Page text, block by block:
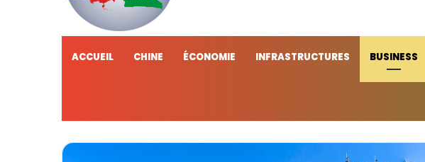
ACCUEIL CHINE ÉCONOMIE INFRASTRUCTURES BUSINESS